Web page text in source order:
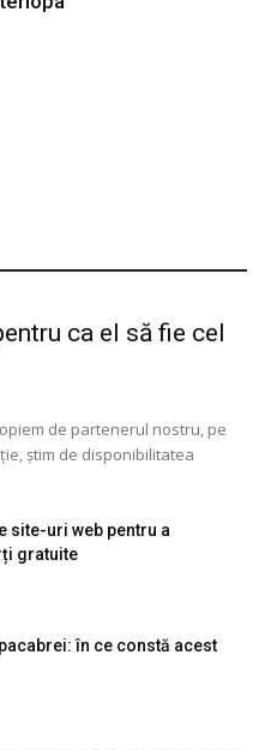
ca el să fie cel
de partenerul nostru, pe
știm de disponibilitatea
site-uri web pentru a
gratuite
în ce constă acest